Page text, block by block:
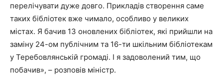
перелічувати дуже довго. Прикладів створення саме
таких бібліотек вже чимало, особливо у великих
містах. Я бачив 13 оновлених бібліотек, які прийшли на
заміну 24-ом публічним та 16-ти шкільним бібліотекам
у Теребовлянській громаді. І я задоволений тим, що
побачив», – розповів міністр.